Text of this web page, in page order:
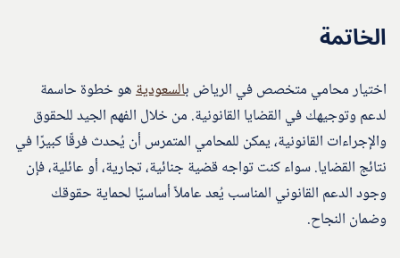
الخاتمة
اختيار محامي متخصص في الرياض بالسعوديةهو خطوة حاسمة
لدعم وتوجيهك في القضايا القانونية. من خلال الفهم الجيد للحقوق
والإجراءات القانونية، يمكن للمحامي المتمرس أن يُحدث فرقًا كبيرًا في
نتائج القضايا. سواء كنت تواجه قضية جنائية، تجارية، أو عائلية، فإن
وجود الدعم القانوني المناسب يُعد عاملاً أساسيًا لحماية حقوقك
وضمان النجاح.